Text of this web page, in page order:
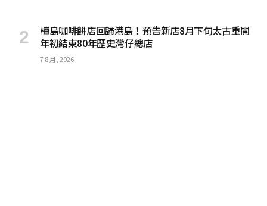
檀島咖啡餅店回歸港島！預告新店8月下旬太古重開
年初結束80年歷史灣仔總店
7 8 月, 2026